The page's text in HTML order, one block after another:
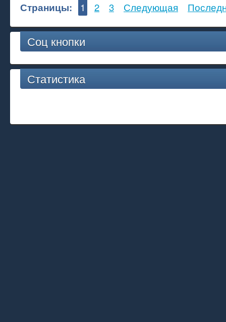
Страницы: 1 2 3 Следующая
Соц кнопки
Статистика